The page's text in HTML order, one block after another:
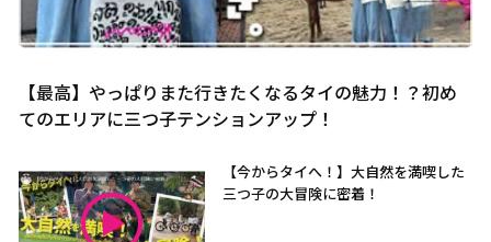
【最高】やっぱりまた行きたくなるタイの魅力！？初め
てのエリアに三つ子テンションアップ！
【今からタイへ！】大自然を満喫した
三つ子の大冒険に密着！